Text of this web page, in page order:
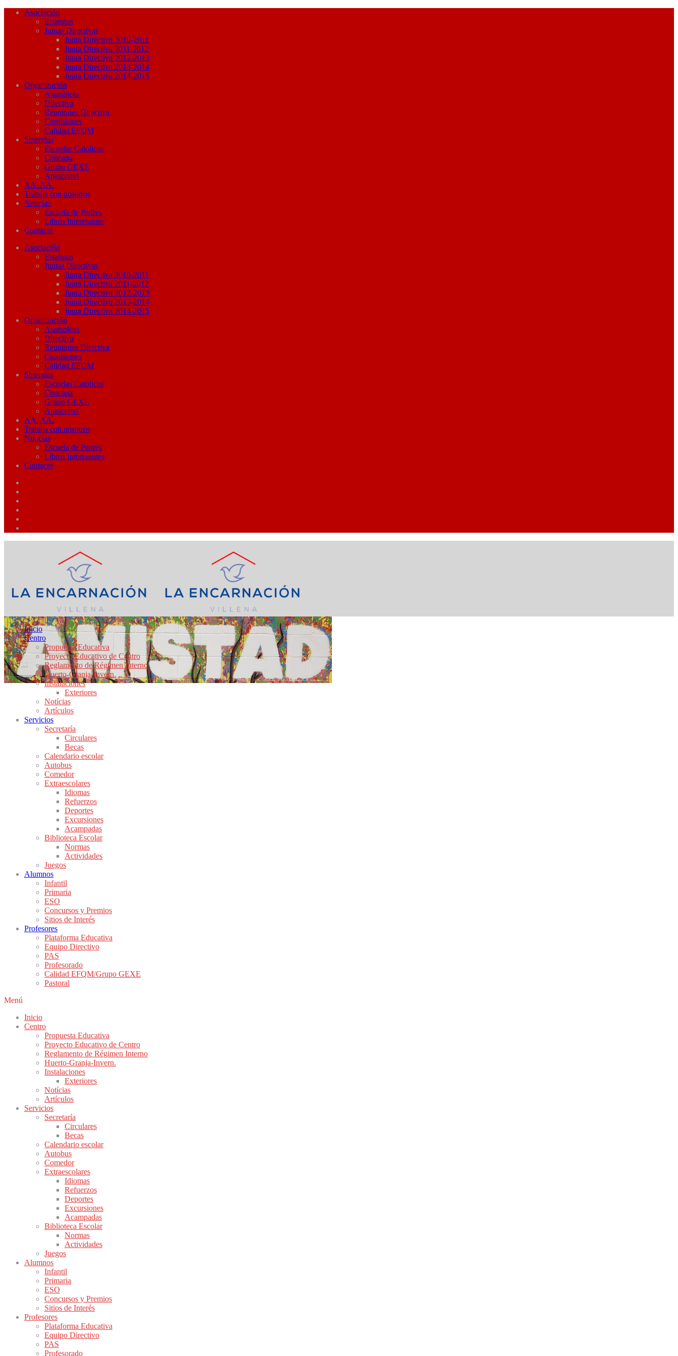
Asociación
Estatutos
Juntas Directivas
Junta Directiva 2010-2011
Junta Directiva 2011-2012
Junta Directiva 2012-2013
Junta Directiva 2013-2014
Junta Directiva 2014-2015
Organización
Asambleas
Directiva
Reuniones Directiva
Comisiones
Calidad EFQM
Sinergias
Escuelas Católicas
Concapa
Grupo GEXE
Apasconvi
AA. AA.
Trabaja con nosotros
Noticias
Escuela de Padres
Libros Interesantes
Contacto
Asociación
Estatutos
Juntas Directivas
Junta Directiva 2010-2011
Junta Directiva 2011-2012
Junta Directiva 2012-2013
Junta Directiva 2013-2014
Junta Directiva 2014-2015
Organización
Asambleas
Directiva
Reuniones Directiva
Comisiones
Calidad EFQM
Sinergias
Escuelas Católicas
Concapa
Grupo GEXE
Apasconvi
AA. AA.
Trabaja con nosotros
Noticias
Escuela de Padres
Libros Interesantes
Contacto
Inicio
Centro
Propuesta Educativa
Proyecto Educativo de Centro
Reglamento de Régimen Interno
Huerto-Granja-Invern.
Instalaciones
Exteriores
Notícias
Artículos
Servicios
Secretaría
Circulares
Becas
Calendario escolar
Autobus
Comedor
Extraescolares
Idiomas
Refuerzos
Deportes
Excursiones
Acampadas
Biblioteca Escolar
Normas
Actividades
Juegos
Alumnos
Infantil
Primaria
ESO
Concursos y Premios
Sitios de Interés
Profesores
Plataforma Educativa
Equipo Directivo
PAS
Profesorado
Calidad EFQM/Grupo GEXE
Pastoral
Menú
Inicio
Centro
Propuesta Educativa
Proyecto Educativo de Centro
Reglamento de Régimen Interno
Huerto-Granja-Invern.
Instalaciones
Exteriores
Notícias
Artículos
Servicios
Secretaría
Circulares
Becas
Calendario escolar
Autobus
Comedor
Extraescolares
Idiomas
Refuerzos
Deportes
Excursiones
Acampadas
Biblioteca Escolar
Normas
Actividades
Juegos
Alumnos
Infantil
Primaria
ESO
Concursos y Premios
Sitios de Interés
Profesores
Plataforma Educativa
Equipo Directivo
PAS
Profesorado